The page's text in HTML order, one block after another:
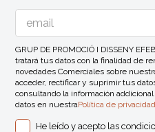
GRUP DE PROMOCIÓ I DISSENY
tratará tus datos con la finalidad de
novedades Comerciales sobre
acceder, rectificar y suprimir tus
consultando la información
datos en nuestraPolítica de privacidad
He leído y acepto las